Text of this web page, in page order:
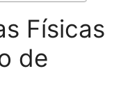
Físicas
de